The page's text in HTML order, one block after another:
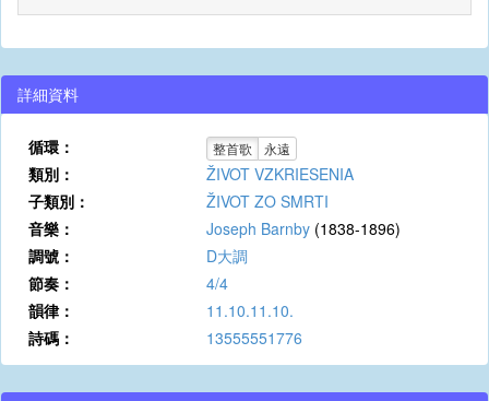
詳細資料
循環： 整首歌 永遠
類別：
ŽIVOT VZKRIESENIA
子類別：
ŽIVOT ZO SMRTI
音樂：
Joseph Barnby (1838-1896)
調號：
D大調
節奏：
4/4
韻律：
11.10.11.10.
詩碼：
13555551776